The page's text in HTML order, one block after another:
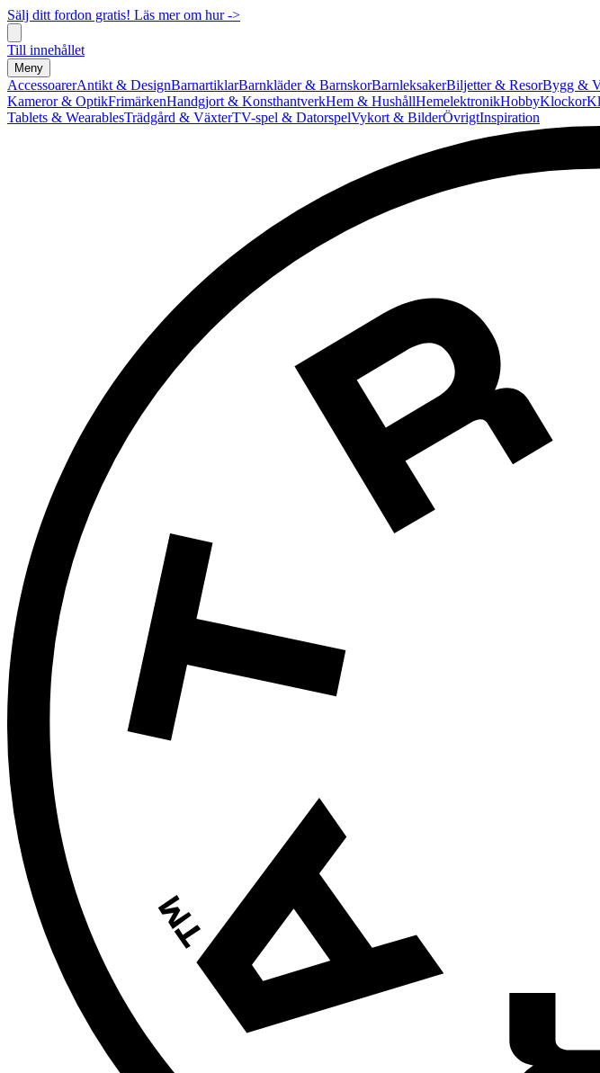
Sälj ditt fordon gratis! Läs mer om hur ->
Till innehållet
Meny
AccessoarerAntikt & DesignBarnartiklarBarnkläder & BarnskorBarnleksakerBiljetter & ResorBygg &
Kameror & OptikFrimärkenHandgjort & KonsthantverkHem & HushållHemelektronikHobbyKlockor
Tablets & WearablesTrädgård & VäxterTV-spel & DatorspelVykort & BilderÖvrigtInspiration